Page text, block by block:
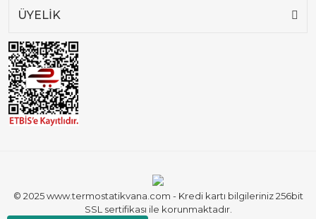
ÜYELİK
© 2025 www.termostatikvana.com - Kredi kartı bilgileriniz 256bit
SSL sertifikası ile korunmaktadır.